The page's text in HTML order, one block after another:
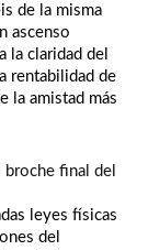
de la misma
ascenso
la claridad del
rentabilidad de
la amistad más
final del
leyes físicas
del